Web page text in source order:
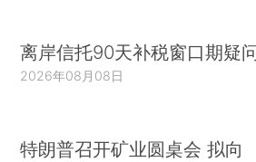
离岸信托90天补税窗口期疑
2026年08月08日
特朗普召开矿业圆桌会 拟向